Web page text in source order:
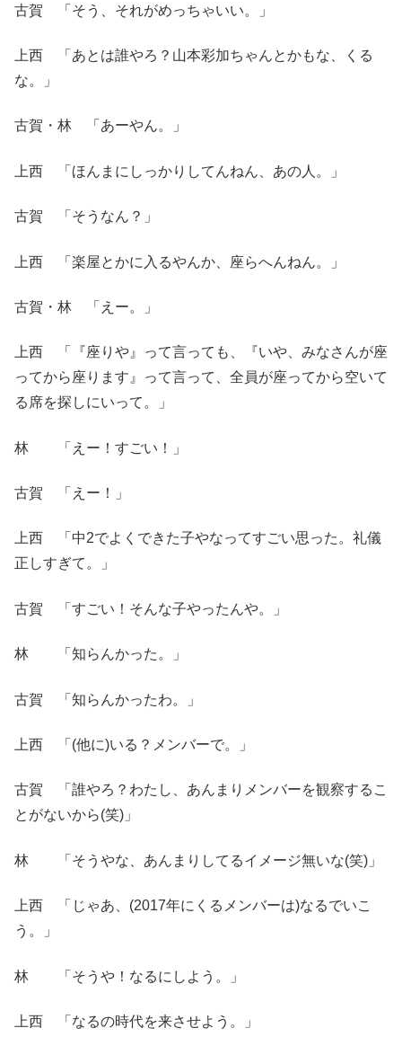
古賀 「そう、それがめっちゃいい。」
上西 「あとは誰やろ？山本彩加ちゃんとかもな、くる
な。」
古賀・林 「あーやん。」
上西 「ほんまにしっかりしてんねん、あの人。」
古賀 「そうなん？」
上西 「楽屋とかに入るやんか、座らへんねん。」
古賀・林 「えー。」
上西 「『座りや』って言っても、『いや、みなさんが座
ってから座ります』って言って、全員が座ってから空いて
る席を探しにいって。」
林 「えー！すごい！」
古賀 「えー！」
上西 「中2でよくできた子やなってすごい思った。礼儀
正しすぎて。」
古賀 「すごい！そんな子やったんや。」
林 「知らんかった。」
古賀 「知らんかったわ。」
上西 「(他に)いる？メンバーで。」
古賀 「誰やろ？わたし、あんまりメンバーを観察するこ
とがないから(笑)」
林 「そうやな、あんまりしてるイメージ無いな(笑)」
上西 「じゃあ、(2017年にくるメンバーは)なるでいこ
う。」
林 「そうや！なるにしよう。」
上西 「なるの時代を来させよう。」